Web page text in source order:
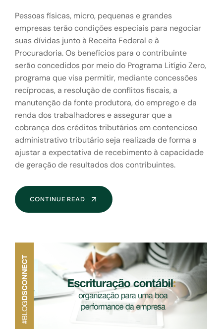
Pessoas físicas, micro, pequenas e grandes
empresas terão condições especiais para negociar
suas dívidas junto à Receita Federal e à
Procuradoria. Os benefícios para o contribuinte
serão concedidos por meio do Programa Litígio Zero,
programa que visa permitir, mediante concessões
recíprocas, a resolução de conflitos fiscais, a
manutenção da fonte produtora, do emprego e da
renda dos trabalhadores e assegurar que a
cobrança dos créditos tributários em contencioso
administrativo tributário seja realizada de forma a
ajustar a expectativa de recebimento à capacidade
de geração de resultados dos contribuintes.
CONTINUE READ